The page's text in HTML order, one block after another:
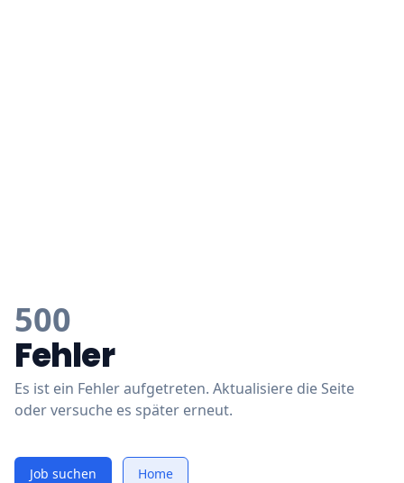
500
Fehler
Es ist ein Fehler aufgetreten. Aktualisiere die Seite
oder versuche es später erneut.
Job suchen Home